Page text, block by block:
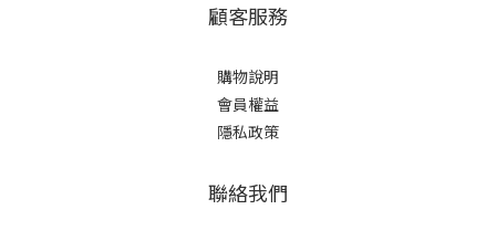
顧客服務
購物說明
會員權益
隱私政策
聯絡我們